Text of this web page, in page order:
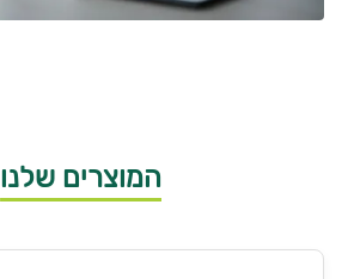
המוצרים שלנו